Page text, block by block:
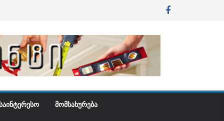
ᲡᲐᲘᲜᲢᲔᲠᲔᲡᲝ ᲛᲝᲛᲡᲐᲮᲣᲠᲔᲑᲐ